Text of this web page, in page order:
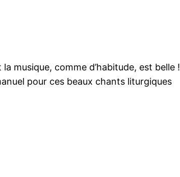
musique, comme d’habitude, est belle !
pour ces beaux chants liturgiques